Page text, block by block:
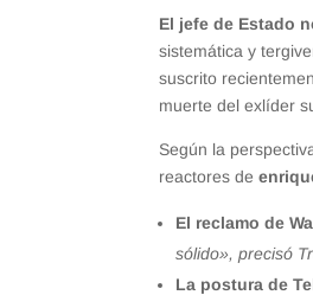
El jefe de Estado
sistemática y
suscrito
muerte del exlíder
Según la
reactores de
El reclamo de
sólido», precisó
La postura de